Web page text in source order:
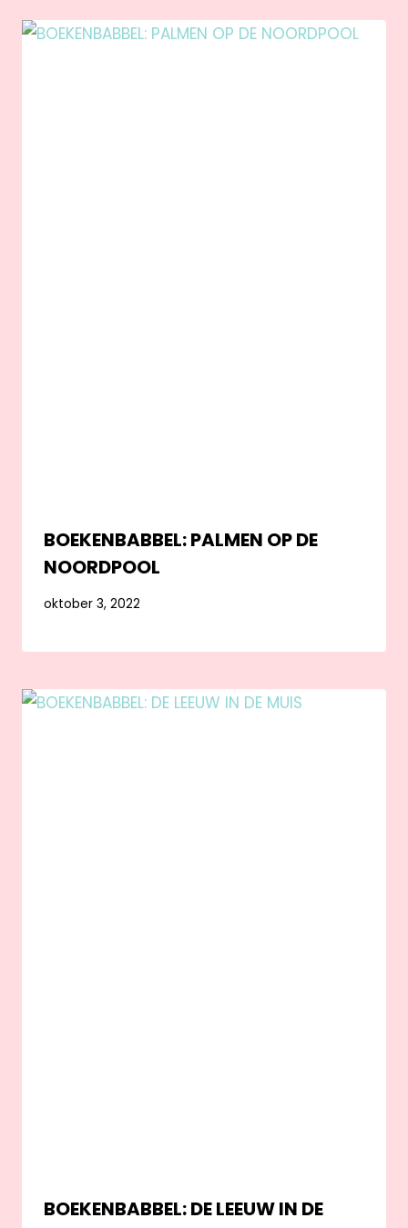
BOEKENBABBEL: PALMEN OP DE
NOORDPOOL
oktober 3, 2022
BOEKENBABBEL: DE LEEUW IN DE